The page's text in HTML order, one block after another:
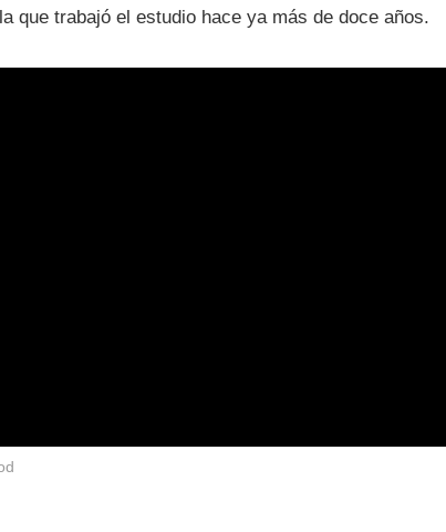
que trabajó el estudio hace ya más de doce años.